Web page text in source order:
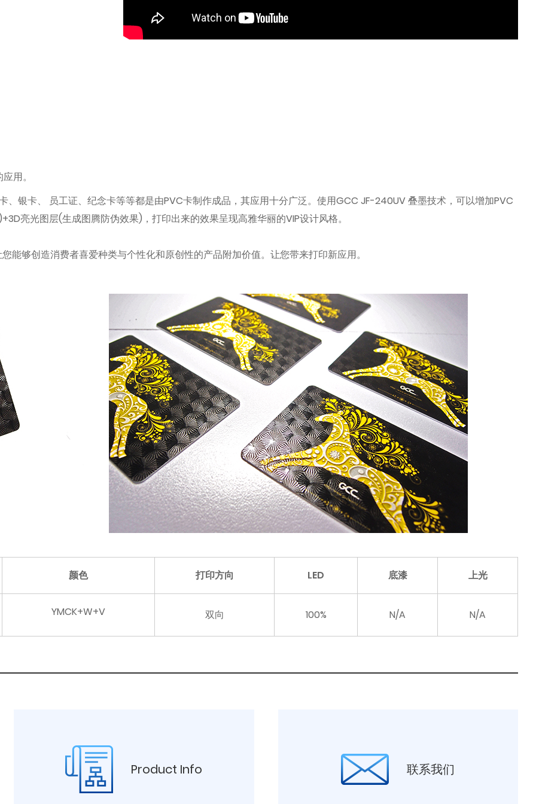
用。
、银卡、 员工证、纪念卡等等都是由PVC卡制作成品，其应用十分广泛。使用GCC JF-240UV 叠墨技术，可以增加PVC
亮光图层(生成图腾防伪效果)，打印出来的效果呈现高雅华丽的VIP设计风格。
够创造消费者喜爱种类与个性化和原创性的产品附加价值。让您带来打印新应用。
颜色 打印方向 LED 底漆 上光
YMCK+W+V 双向 100% N/A N/A
Product Info 联系我们